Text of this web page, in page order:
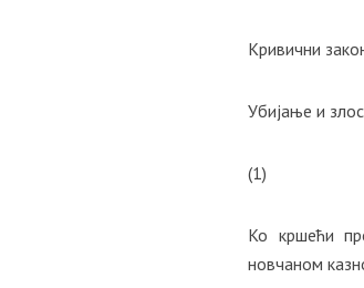
Кривични
Убијање и
(1)
Ко кршећи
новчаном